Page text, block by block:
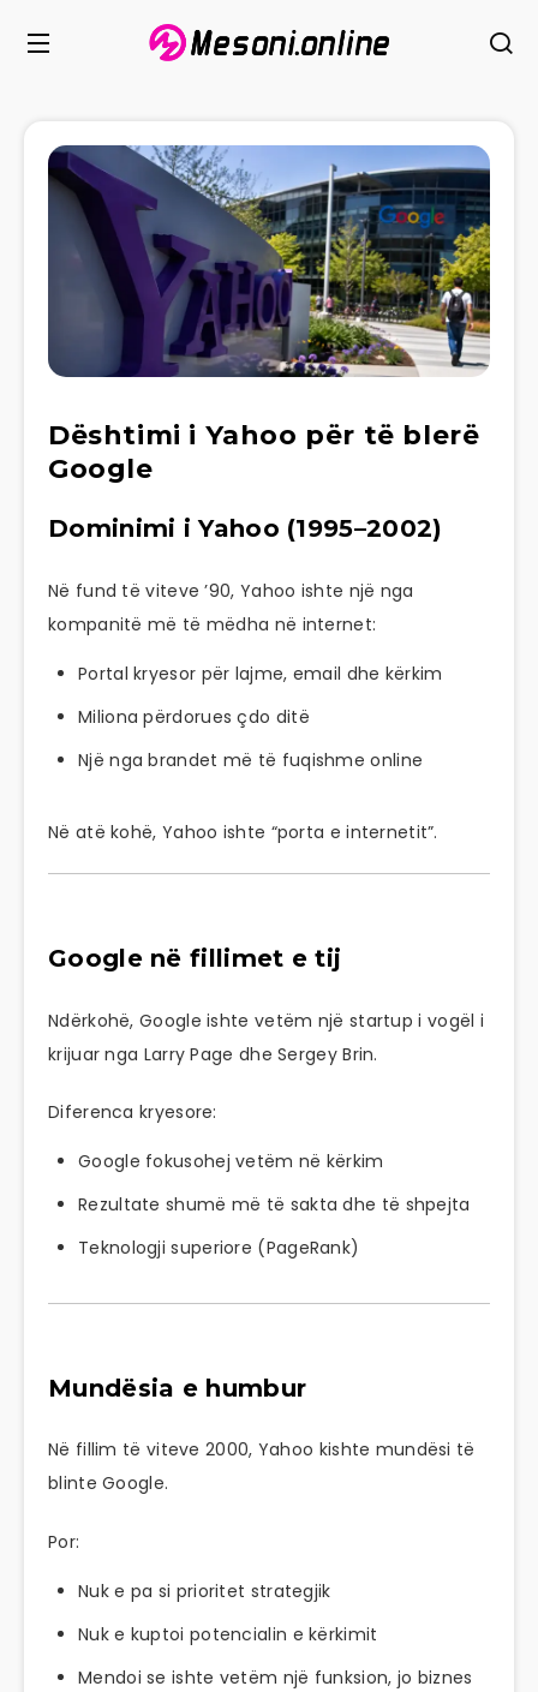
Dështimi i Yahoo për të blerë
Google
Dominimi i Yahoo (1995–2002)
Në fund të viteve ’90, Yahoo ishte një nga
kompanitë më të mëdha në internet:
Portal kryesor për lajme, email dhe kërkim
Miliona përdorues çdo ditë
Një nga brandet më të fuqishme online
Në atë kohë, Yahoo ishte “porta e internetit”.
Google në fillimet e tij
Ndërkohë,Google ishte vetëm një startup i vogël i
krijuar nga Larry Page dheSergey Brin.
Diferenca kryesore:
Google fokusohej vetëm në kërkim
Rezultate shumë më të sakta dhe të shpejta
Teknologji superiore (PageRank)
Mundësia e humbur
Në fillim të viteve 2000, Yahoo kishte mundësi të
blinte Google.
Por:
Nuk e pa si prioritet strategjik
Nuk e kuptoi potencialin e kërkimit
Mendoi se ishte vetëm një funksion, jo biznes